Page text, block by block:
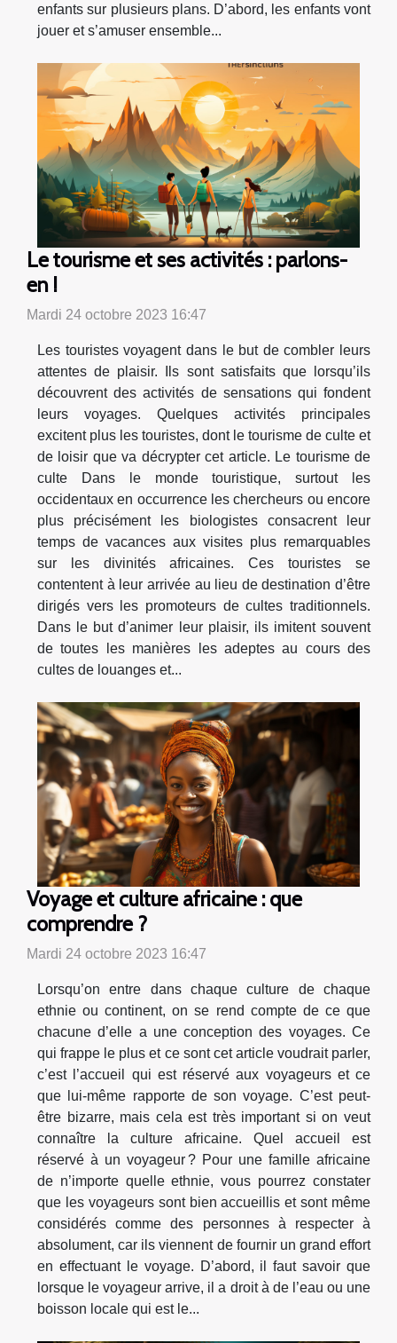
enfants sur plusieurs plans. D’abord, les enfants vont
jouer et s’amuser ensemble...
Le tourisme et ses activités : parlons-
en !
Mardi 24 octobre 2023 16:47
Les touristes voyagent dans le but de combler leurs
attentes de plaisir. Ils sont satisfaits que lorsqu’ils
découvrent des activités de sensations qui fondent
leurs voyages. Quelques activités principales
excitent plus les touristes, dont le tourisme de culte et
de loisir que va décrypter cet article. Le tourisme de
culte Dans le monde touristique, surtout les
occidentaux en occurrence les chercheurs ou encore
plus précisément les biologistes consacrent leur
temps de vacances aux visites plus remarquables
sur les divinités africaines. Ces touristes se
contentent à leur arrivée au lieu de destination d’être
dirigés vers les promoteurs de cultes traditionnels.
Dans le but d’animer leur plaisir, ils imitent souvent
de toutes les manières les adeptes au cours des
cultes de louanges et...
Voyage et culture africaine : que
comprendre ?
Mardi 24 octobre 2023 16:47
Lorsqu’on entre dans chaque culture de chaque
ethnie ou continent, on se rend compte de ce que
chacune d’elle a une conception des voyages. Ce
qui frappe le plus et ce sont cet article voudrait parler,
c’est l’accueil qui est réservé aux voyageurs et ce
que lui-même rapporte de son voyage. C’est peut-
être bizarre, mais cela est très important si on veut
connaître la culture africaine. Quel accueil est
réservé à un voyageur ? Pour une famille africaine
de n’importe quelle ethnie, vous pourrez constater
que les voyageurs sont bien accueillis et sont même
considérés comme des personnes à respecter à
absolument, car ils viennent de fournir un grand effort
en effectuant le voyage. D’abord, il faut savoir que
lorsque le voyageur arrive, il a droit à de l’eau ou une
boisson locale qui est le...